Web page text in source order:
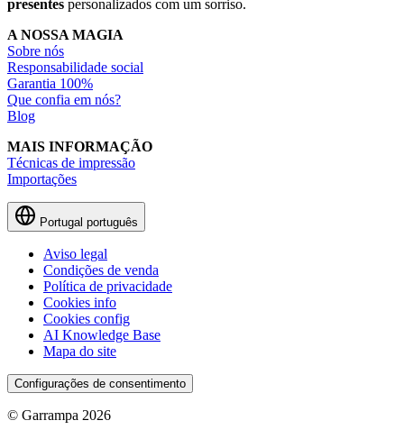
presentes personalizados com um sorriso.
A NOSSA MAGIA
Sobre nós
Responsabilidade social
Garantia 100%
Que confia em nós?
Blog
MAIS INFORMAÇÃO
Técnicas de impressão
Importações
Portugal português
Aviso legal
Condições de venda
Política de privacidade
Cookies info
Cookies config
AI Knowledge Base
Mapa do site
Configurações de consentimento
© Garrampa 2026